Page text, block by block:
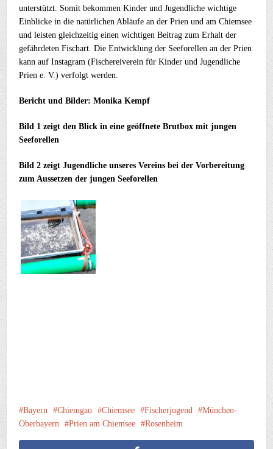
unterstützt. Somit bekommen Kinder und Jugendliche wichtige
Einblicke in die natürlichen Abläufe an der Prien und am Chiemsee
und leisten gleichzeitig einen wichtigen Beitrag zum Erhalt der
gefährdeten Fischart. Die Entwicklung der Seeforellen an der Prien
kann auf Instagram (Fischereiverein für Kinder und Jugendliche
Prien e. V.) verfolgt werden.
Bericht und Bilder: Monika Kempf
Bild 1 zeigt den Blick in eine geöffnete Brutbox mit jungen
Seeforellen
Bild 2 zeigt Jugendliche unseres Vereins bei der Vorbereitung
zum Aussetzen der jungen Seeforellen
Bayern Chiemgau Chiemsee Fischerjugend
München-
Oberbayern
Prien am Chiemsee Rosenheim